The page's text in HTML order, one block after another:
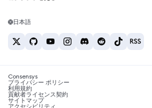
キャリア
お問い合わせ
Tetherの価格
BTC→INR
ETH→USDT
USDTの購入
SHIBの購入
BNBの購入
Solanaウォレット
税制関連ニュース
暗号資産の購入方法は？
日本語
Consensys
プライバシー ポリシー
利用規約
貢献者ライセンス契約
サイトマップ
アクセシビリティ